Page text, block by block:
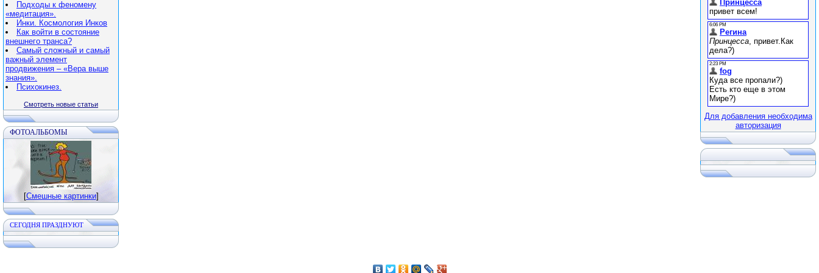
Подходы к феномену
«медитация».
Инки. Космология Инков
Как войти в состояние
внешнего транса?
Самый сложный и самый
важный элемент
продвижения – «Вера выше
знания».
Психокинез.
Смотреть новые статьи
ФОТОАЛЬБОМЫ
[Смешные картинки]
CЕГОДНЯ ПРАЗДНУЮТ
Для добавления необходима
авторизация